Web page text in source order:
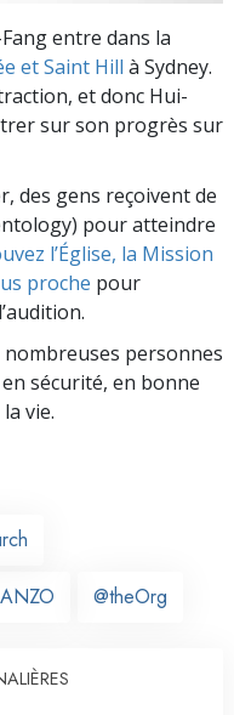
entre dans la
et Saint Hill à Sydney.
et donc Hui-
sur son progrès sur
des gens reçoivent de
pour atteindre
l’Église, la Mission
proche pour
personnes
sécurité, en bonne
vie.
@theOrg